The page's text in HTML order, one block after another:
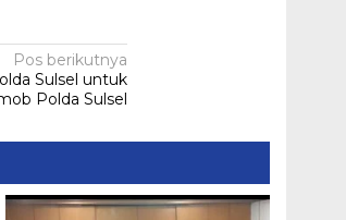
Pos berikutnya
Sulsel untuk
Polda Sulsel